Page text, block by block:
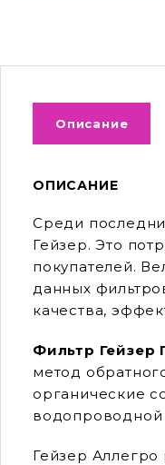
Описание
ОПИСАНИЕ
Среди
Гейзер. Это
покупателей.
данных
качества,
Фильтр Гейзер
метод
органические
водопроводной
Гейзер Аллегро